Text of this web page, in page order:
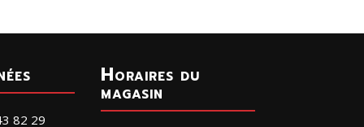
82 29
Horaires du
magasin